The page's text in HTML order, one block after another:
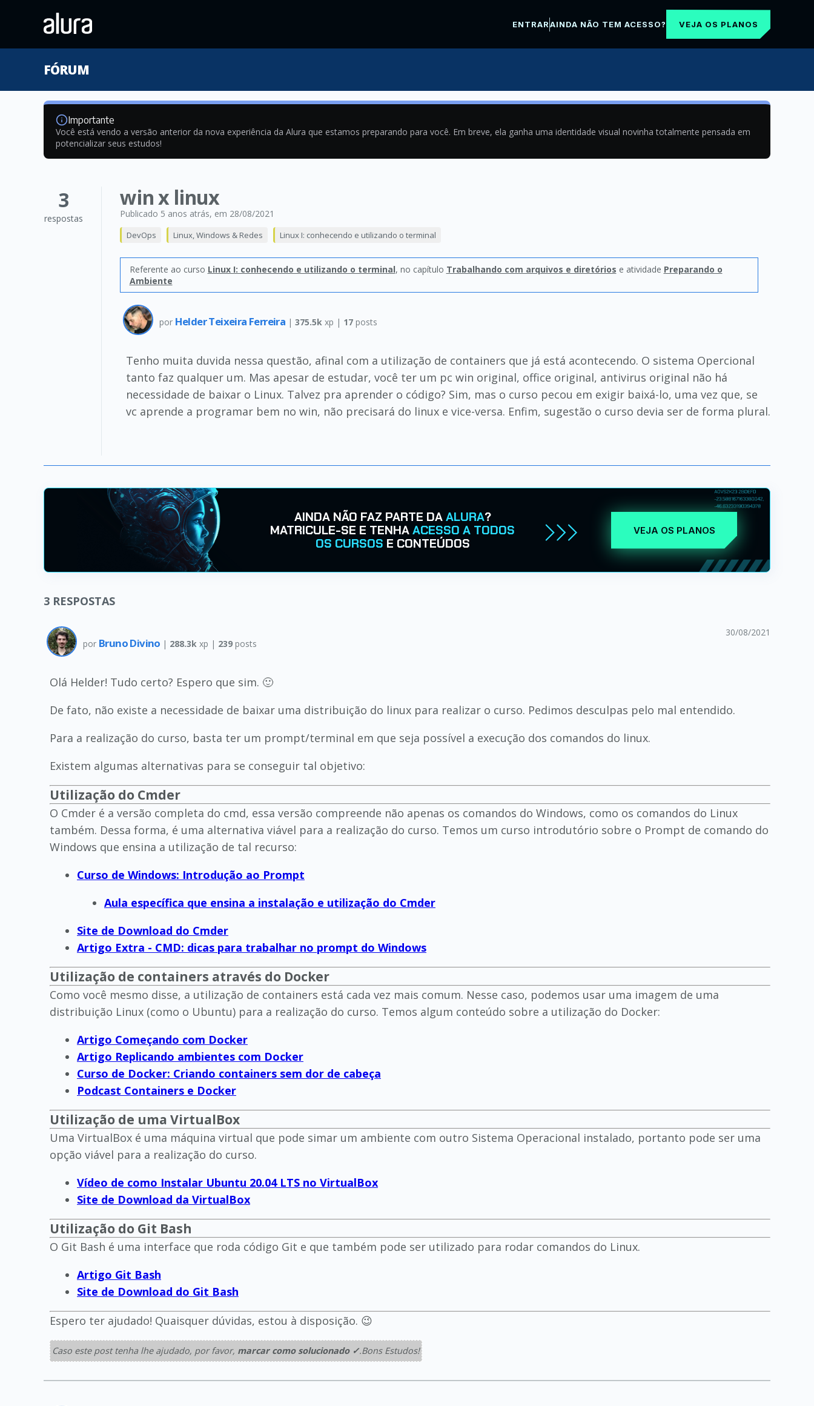
ENTRARAINDA NÃO TEM ACESSO? VEJA OS PLANOS
FÓRUM
Importante
Você está vendo a versão anterior da nova experiência da Alura que estamos preparando para você. Em breve, ela ganha uma identidade visual novinha totalmente pensada em
potencializar seus estudos!
3
respostas
win x linux
Publicado 5 anos atrás, em 28/08/2021
DevOps Linux, Windows & Redes Linux I: conhecendo e utilizando o terminal
Referente ao curso Linux I: conhecendo e utilizando o terminal, no capítulo Trabalhando com arquivos e diretórios e atividade Preparando o
Ambiente
por Helder Teixeira Ferreira | 375.5k xp | 17posts
Tenho muita duvida nessa questão, afinal com a utilização de containers que já está acontecendo. O sistema Opercional
tanto faz qualquer um. Mas apesar de estudar, você ter um pc win original, office original, antivirus original não há
necessidade de baixar o Linux. Talvez pra aprender o código? Sim, mas o curso pecou em exigir baixá-lo, uma vez que, se
vc aprende a programar bem no win, não precisará do linux e vice-versa. Enfim, sugestão o curso devia ser de forma plural.
AINDA NÃO FAZ PARTE DAALURA?
MATRICULE-SE E TENHAACESSO A TODOS
OS CURSOS E CONTEÚDOS
VEJA OS PLANOS
3 RESPOSTAS
por Bruno Divino | 288.3k xp | 239 posts
30/08/2021
Olá Helder! Tudo certo? Espero que sim. 🙂
De fato, não existe a necessidade de baixar uma distribuição do linux para realizar o curso. Pedimos desculpas pelo mal entendido.
Para a realização do curso, basta ter um prompt/terminal em que seja possível a execução dos comandos do linux.
Existem algumas alternativas para se conseguir tal objetivo:
Utilização do Cmder
O Cmder é a versão completa do cmd, essa versão compreende não apenas os comandos do Windows, como os comandos do Linux
também. Dessa forma, é uma alternativa viável para a realização do curso. Temos um curso introdutório sobre o Prompt de comando do
Windows que ensina a utilização de tal recurso:
Curso de Windows: Introdução ao Prompt
Aula específica que ensina a instalação e utilização do Cmder
Site de Download do Cmder
Artigo Extra - CMD: dicas para trabalhar no prompt do Windows
Utilização de containers através do Docker
Como você mesmo disse, a utilização de containers está cada vez mais comum. Nesse caso, podemos usar uma imagem de uma
distribuição Linux (como o Ubuntu) para a realização do curso. Temos algum conteúdo sobre a utilização do Docker:
Artigo Começando com Docker
Artigo Replicando ambientes com Docker
Curso de Docker: Criando containers sem dor de cabeça
Podcast Containers e Docker
Utilização de uma VirtualBox
Uma VirtualBox é uma máquina virtual que pode simar um ambiente com outro Sistema Operacional instalado, portanto pode ser uma
opção viável para a realização do curso.
Vídeo de como Instalar Ubuntu 20.04 LTS no VirtualBox
Site de Download da VirtualBox
Utilização do Git Bash
O Git Bash é uma interface que roda código Git e que também pode ser utilizado para rodar comandos do Linux.
Artigo Git Bash
Site de Download do Git Bash
Espero ter ajudado! Quaisquer dúvidas, estou à disposição. 😉
Caso este post tenha lhe ajudado, por favor, marcar como solucionado ✓.Bons Estudos!